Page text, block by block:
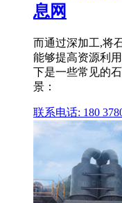
息网
而通过深加工,将
能够提高资源利
下是一些常见的
景：
联系电话: 180